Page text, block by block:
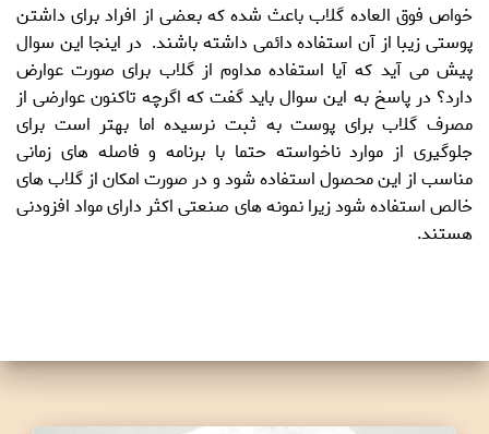
خواص فوق العاده گلاب باعث شده که بعضی از افراد برای داشتن
پوستی زیبا از آن استفاده دائمی داشته باشند. در اینجا این سوال
پیش می آید که آیا استفاده مداوم از گلاب برای صورت عوارض
دارد؟ در پاسخ به این سوال باید گفت که اگرچه تاکنون عوارضی از
مصرف گلاب برای پوست به ثبت نرسیده اما بهتر است برای
جلوگیری از موارد ناخواسته حتما با برنامه و فاصله های زمانی
مناسب از این محصول استفاده شود و در صورت امکان از گلاب های
خالص استفاده شود زیرا نمونه های صنعتی اکثر دارای مواد افزودنی
هستند.